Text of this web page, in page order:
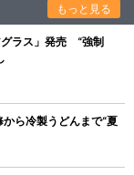
もっと見る
グラス」発売 “強制
ら冷製うどんまで“夏